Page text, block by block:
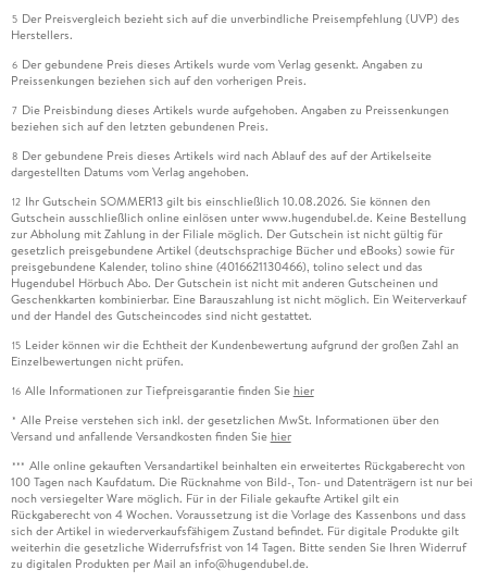
5 Der Preisvergleich bezieht sich auf die unverbindliche Preisempfehlung (UVP) des
Herstellers.
6 Der gebundene Preis dieses Artikels wurde vom Verlag gesenkt. Angaben zu
Preissenkungen beziehen sich auf den vorherigen Preis.
7 Die Preisbindung dieses Artikels wurde aufgehoben. Angaben zu Preissenkungen
beziehen sich auf den letzten gebundenen Preis.
8 Der gebundene Preis dieses Artikels wird nach Ablauf des auf der Artikelseite
dargestellten Datums vom Verlag angehoben.
12 Ihr Gutschein SOMMER13 gilt bis einschließlich 10.08.2026. Sie können den
Gutschein ausschließlich online einlösen unter www.hugendubel.de. Keine Bestellung
zur Abholung mit Zahlung in der Filiale möglich. Der Gutschein ist nicht gültig für
gesetzlich preisgebundene Artikel (deutschsprachige Bücher und eBooks) sowie für
preisgebundene Kalender, tolino shine (4016621130466), tolino select und das
Hugendubel Hörbuch Abo. Der Gutschein ist nicht mit anderen Gutscheinen und
Geschenkkarten kombinierbar. Eine Barauszahlung ist nicht möglich. Ein Weiterverkauf
und der Handel des Gutscheincodes sind nicht gestattet.
15 Leider können wir die Echtheit der Kundenbewertung aufgrund der großen Zahl an
Einzelbewertungen nicht prüfen.
16 Alle Informationen zur Tiefpreisgarantie finden Sie hier
* Alle Preise verstehen sich inkl. der gesetzlichen MwSt. Informationen über den
Versand und anfallende Versandkosten finden Sie hier
*** Alle online gekauften Versandartikel beinhalten ein erweitertes Rückgaberecht von
100 Tagen nach Kaufdatum. Die Rücknahme von Bild-, Ton- und Datenträgern ist nur bei
noch versiegelter Ware möglich. Für in der Filiale gekaufte Artikel gilt ein
Rückgaberecht von 4 Wochen. Voraussetzung ist die Vorlage des Kassenbons und dass
sich der Artikel in wiederverkaufsfähigem Zustand befindet. Für digitale Produkte gilt
weiterhin die gesetzliche Widerrufsfrist von 14 Tagen. Bitte senden Sie Ihren Widerruf
zu digitalen Produkten per Mail an info@hugendubel.de.